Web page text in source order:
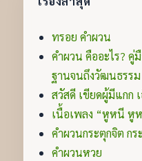
ทรอย คำผวน
คำผวน คืออะไร?
ฐานจนถึงวัฒนธรรม
สวัสดี เขียดผู้มีแกก
เนื้อเพลง “หูหนี หู
คำผวนกระตุกจิต กร
คำผวนหวย